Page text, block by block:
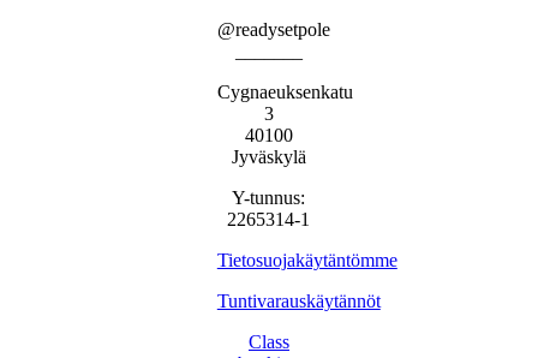
@readysetpole
Cygnaeuksenkatu
3
40100
Jyväskylä
Y-tunnus:
2265314-1
Tietosuojakäytäntömme
Tuntivarauskäytännöt
Class